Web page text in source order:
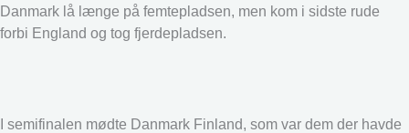
Danmark lå længe på femtepladsen, men kom i sidste rude
forbi England og tog fjerdepladsen.
I semifinalen mødte Danmark Finland, som var dem der havde